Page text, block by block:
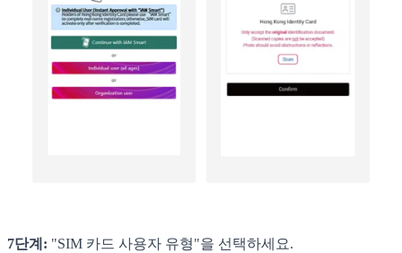
7단계: "SIM 카드 사용자 유형"을 선택하세요.